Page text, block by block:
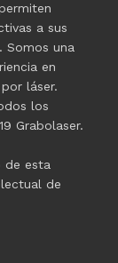
a sus
Somos una
en
láser.
los
Grabolaser.
de esta
de